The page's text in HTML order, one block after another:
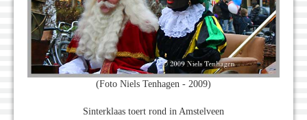
(Foto Niels Tenhagen - 2009)
Sinterklaas toert rond in Amstelveen